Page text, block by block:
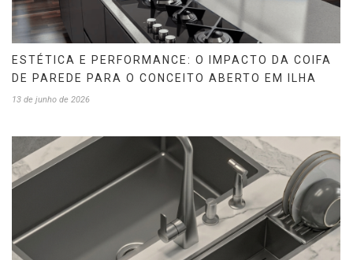
ESTÉTICA E PERFORMANCE: O IMPACTO DA COIFA
DE PAREDE PARA O CONCEITO ABERTO EM ILHA
13 de junho de 2026